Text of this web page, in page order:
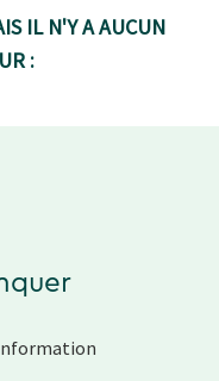
IL N'Y A AUCUN
: